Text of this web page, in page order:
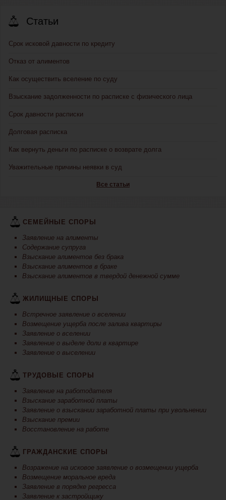
Статьи
Срок исковой давности по кредиту
Отказ от алиментов
Как осуществить вселение по суду
Взыскание задолженности по расписке с физического лица
Срок давности расписки
Долговая расписка
Как вернуть деньги по расписке о возврате долга
Уважительные причины неявки в суд
Все статьи
СЕМЕЙНЫЕ СПОРЫ
Заявление на алименты
Содержание супруга
Взыскание алиментов без брака
Взыскание алиментов в браке
Взыскание алиментов в твердой денежной сумме
ЖИЛИЩНЫЕ СПОРЫ
Встречное заявление о вселении
Возмещение ущерба после залива квартиры
Заявление о вселении
Заявление о выделе доли в квартире
Заявление о выселении
ТРУДОВЫЕ СПОРЫ
Заявление на работодателя
Взыскание заработной платы
Заявление о взыскании заработной платы при увольнении
Взыскание премии
Восстановление на работе
ГРАЖДАНСКИЕ СПОРЫ
Возражение на исковое заявление о возмещении ущерба
Возмещение моральное вреда
Заявление в порядке регресса
Заявление к застройщику